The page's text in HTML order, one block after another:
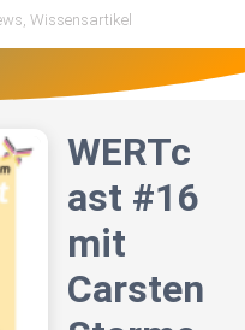
WERTc
ast #16
mit
Carsten